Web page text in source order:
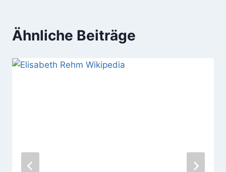
Ähnliche Beiträge